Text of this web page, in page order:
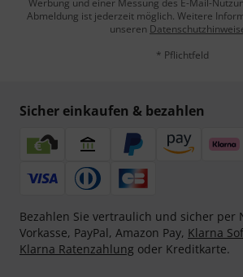
Werbung und einer Messung des E-Mail-
Abmeldung ist jederzeit möglich. Weitere
unseren
* Pflichtfeld
Sicher einkaufen & bezahlen
Bezahlen Sie vertraulich und sicher per
Vorkasse, PayPal, Amazon Pay, Klarna
Klarna Ratenzahlung oder Kreditkarte.